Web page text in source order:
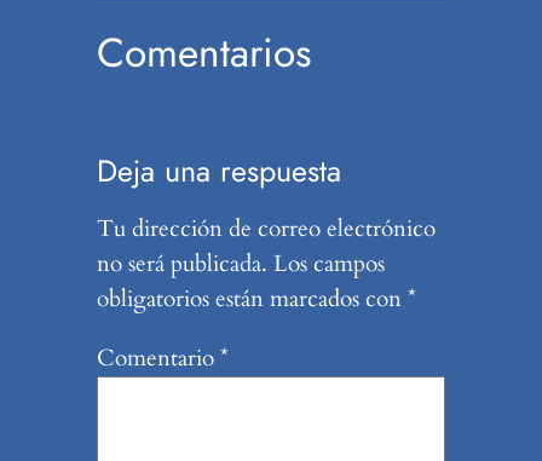
Comentarios
Deja una respuesta
Tu dirección de correo electrónico
no será publicada. Los campos
obligatorios están marcados con*
Comentario*